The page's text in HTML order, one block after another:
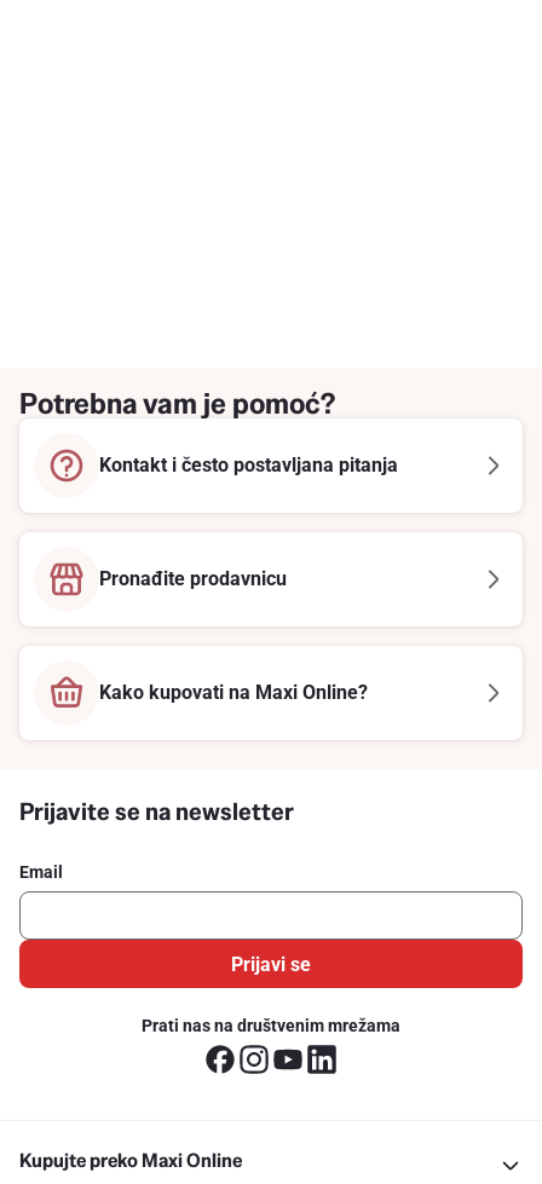
Potrebna vam je pomoć?
Kontakt i često postavljana pitanja
Pronađite prodavnicu
Kako kupovati na Maxi Online?
Prijavite se na newsletter
Email
Prijavi se
Prati nas na društvenim mrežama
Kupujte preko Maxi Online